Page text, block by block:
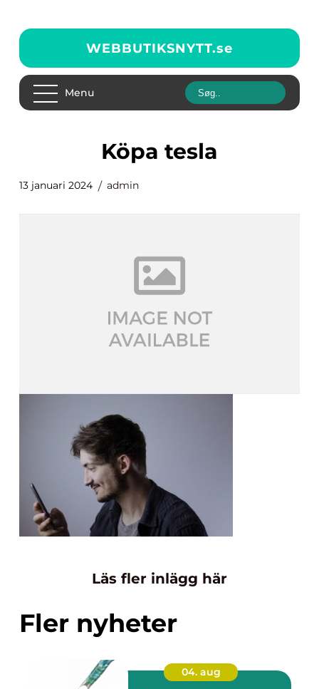
WEBBUTIKSNYTT.se
Menu
köpa tesla
13 januari 2024 admin
Läs fler inlägg här
Fler nyheter
04. aug